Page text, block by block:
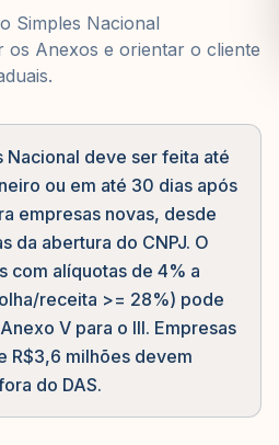
Simples Nacional
os Anexos e orientar o cliente
Nacional deve ser feita até
ou em até 30 dias após
empresas novas, desde
da abertura do CNPJ. O
com alíquotas de 4% a
receita >= 28%) pode
V para o III. Empresas
R$3,6 milhões devem
do DAS.